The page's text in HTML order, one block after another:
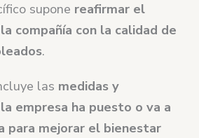
supone reafirmar el
compañía con la calidad de
.
las medidas y
empresa ha puesto o va a
para mejorar el bienestar